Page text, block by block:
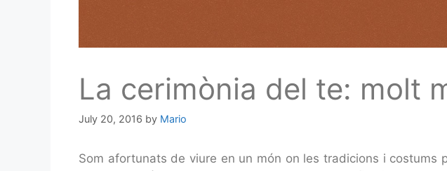
La cerimònia del te: molt
July 20, 2016 by Mario
Som afortunats de viure en un món on les tradicions i